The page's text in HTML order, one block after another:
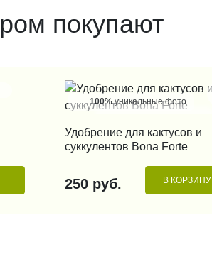
покупают
100%уникальные фото
КУПИТЬ В 1 КЛИК
Удобрение для кактусов и
суккулентов Bona Forte
250 руб. В КОРЗИНУ